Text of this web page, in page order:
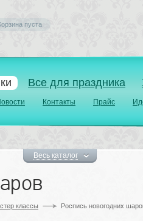
Все для праздника
Контакты Прайс
пуста
Весь каталог
классы Роспись новогодних